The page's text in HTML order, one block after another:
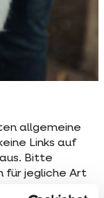
allgemeine
Links auf
Bitte
für jegliche Art